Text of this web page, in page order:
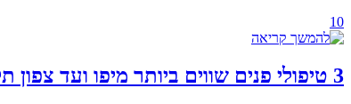
10
3 טיפולי פנים שווים ביותר מיפו ועד צפון תל אביב